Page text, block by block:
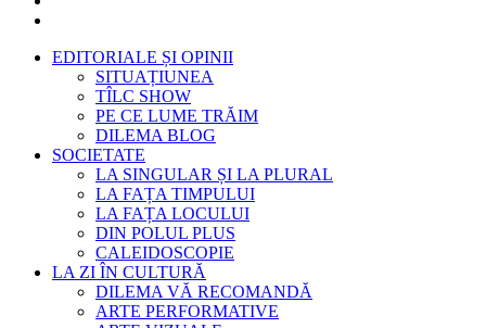
EDITORIALE ȘI OPINII
SITUAȚIUNEA
TÎLC SHOW
PE CE LUME TRĂIM
DILEMA BLOG
SOCIETATE
LA SINGULAR ȘI LA PLURAL
LA FAȚA TIMPULUI
LA FAȚA LOCULUI
DIN POLUL PLUS
CALEIDOSCOPIE
LA ZI ÎN CULTURĂ
DILEMA VĂ RECOMANDĂ
ARTE PERFORMATIVE